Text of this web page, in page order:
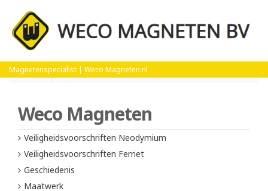
Magnetenspecialist | Weco Magneten.nl
Home Algemene voorwaarden zakelijk
Weco Magneten
Veiligheidsvoorschriften Neodymium
Veiligheidsvoorschriften Ferriet
Geschiedenis
Maatwerk